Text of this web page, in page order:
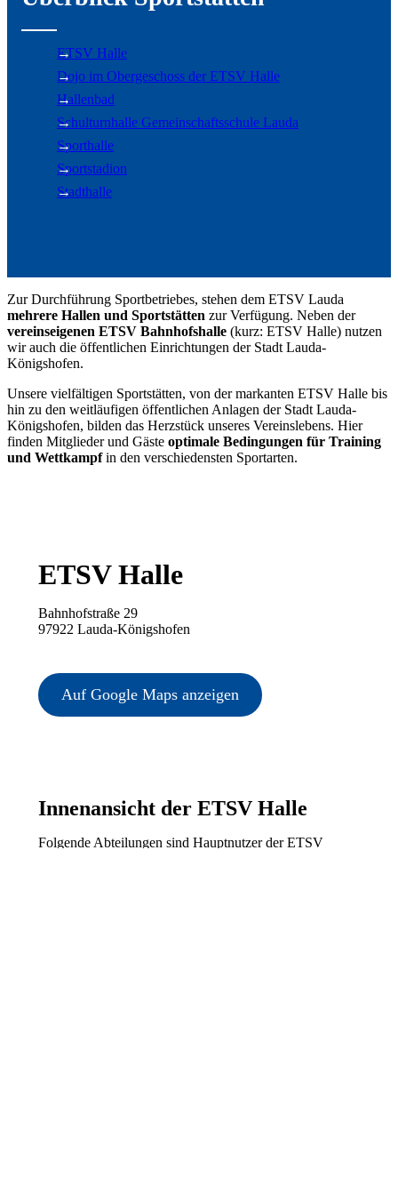
ETSV Halle
Dojo im Obergeschoss der ETSV Halle
Hallenbad
Schulturnhalle Gemeinschaftsschule Lauda
Sporthalle
Sportstadion
Stadthalle
Zur Durchführung Sportbetriebes, stehen dem ETSV Lauda
mehrere Hallen und Sportstätten zur Verfügung. Neben der
vereinseigenen ETSV Bahnhofshalle (kurz: ETSV Halle) nutzen
wir auch die öffentlichen Einrichtungen der Stadt Lauda-
Königshofen.
Unsere vielfältigen Sportstätten, von der markanten ETSV Halle bis
hin zu den weitläufigen öffentlichen Anlagen der Stadt Lauda-
Königshofen, bilden das Herzstück unseres Vereinslebens. Hier
finden Mitglieder und Gäste optimale Bedingungen für Training
und Wettkampfin den verschiedensten Sportarten.
ETSV Halle
Bahnhofstraße 29
97922 Lauda-Königshofen
Auf Google Maps anzeigen
Innenansicht der ETSV Halle
Folgende Abteilungen sind Hauptnutzer der ETSV